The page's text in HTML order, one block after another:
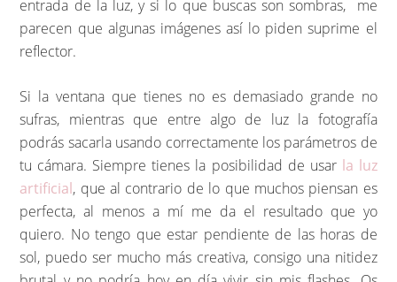
entrada de la luz, y si lo que buscas son sombras, me
parecen que algunas imágenes así lo piden suprime el
reflector.
Si la ventana que tienes no es demasiado grande no
sufras, mientras que entre algo de luz la fotografía
podrás sacarla usando correctamente los parámetros de
tu cámara. Siempre tienes la posibilidad de usarla luz
artificial, que al contrario de lo que muchos piensan es
perfecta, al menos a mí me da el resultado que yo
quiero. No tengo que estar pendiente de las horas de
sol, puedo ser mucho más creativa, consigo una nitidez